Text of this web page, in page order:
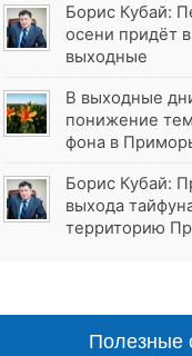
Борис Кубай:
осени придёт
выходные
В выходные
понижение
фона в
Борис Кубай:
выхода
территорию
Полезные